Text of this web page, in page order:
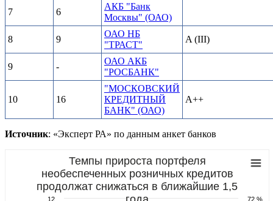
7 6
АКБ "Банк
Москвы" (ОАО)
8 9
ОАО НБ
"ТРАСТ"
A (III)
9 -
ОАО АКБ
"РОСБАНК"
10 16
"МОСКОВСКИЙ
КРЕДИТНЫЙ
БАНК" (ОАО)
A++
Источник: «Эксперт РА» по данным анкет банков
Темпы прироста портфеля
необеспеченных розничных кредитов
продолжат снижаться в ближайшие 1,5
72 %
12